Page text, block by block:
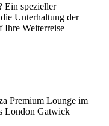
Ein spezieller
Unterhaltung der
Ihre Weiterreise
Premium Lounge im
London Gatwick